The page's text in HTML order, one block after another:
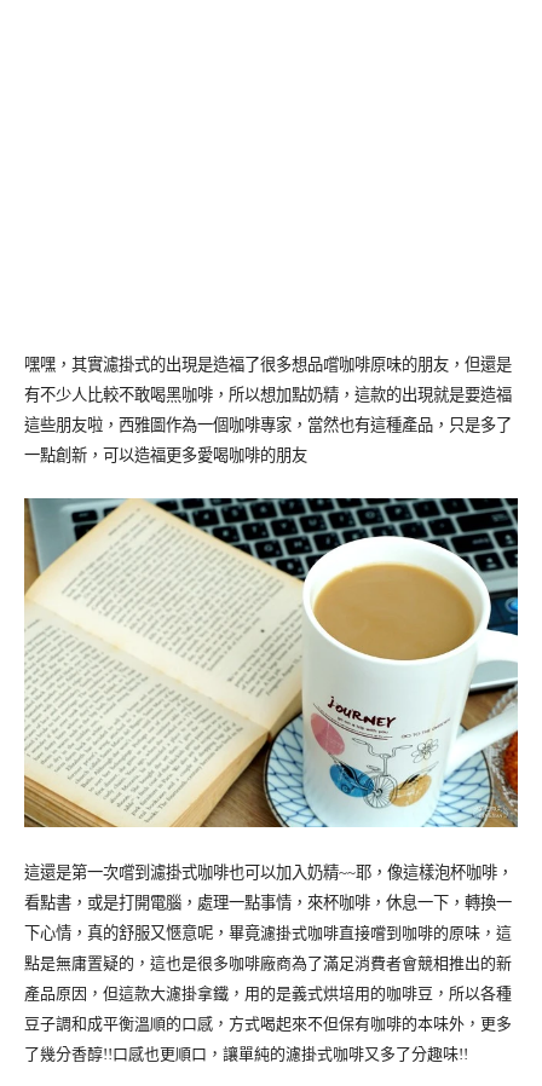
嘿嘿，其實濾掛式的出現是造福了很多想品嚐咖啡原味的朋友，但還是
有不少人比較不敢喝黑咖啡，所以想加點奶精，這款的出現就是要造福
這些朋友啦，西雅圖作為一個咖啡專家，當然也有這種產品，只是多了
一點創新，可以造福更多愛喝咖啡的朋友
這還是第一次嚐到濾掛式咖啡也可以加入奶精~~耶，像這樣泡杯咖啡，
看點書，或是打開電腦，處理一點事情，來杯咖啡，休息一下，轉換一
下心情，真的舒服又愜意呢，畢竟濾掛式咖啡直接嚐到咖啡的原味，這
點是無庸置疑的，這也是很多咖啡廠商為了滿足消費者會競相推出的新
產品原因，但這款大濾掛拿鐵，用的是義式烘培用的咖啡豆，所以各種
豆子調和成平衡溫順的口感，方式喝起來不但保有咖啡的本味外，更多
了幾分香醇!!口感也更順口，讓單純的濾掛式咖啡又多了分趣味!!